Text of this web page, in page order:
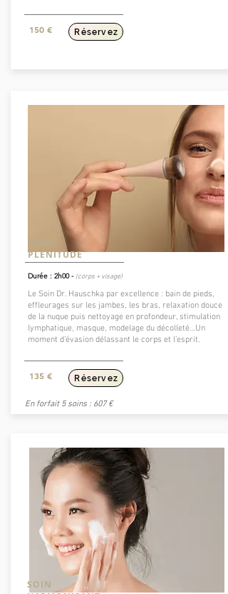
150 € Réservez
PLÉNITUDE
Durée : 2h00 - (corps + visage)
Le Soin Dr. Hauschka par excellence : bain de pieds,
effleurages sur les jambes, les bras, relaxation douce
de la nuque puis nettoyage en profondeur, stimulation
lymphatique, masque, modelage du décolleté…Un
moment d’évasion délassant le corps et l’esprit.
135 € Réservez
En forfait 5 soins : 607 €
SOIN